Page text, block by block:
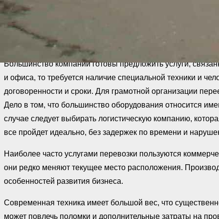
Важные моменты
Большинство компаний готовы предложить услуги,
и офиса, то требуется наличие специальной техники и
договоренности и сроки. Для грамотной организации
Дело в том, что большинство оборудования относится
случае следует выбирать логистическую компанию,
все пройдет идеально, без задержек по времени и
Наиболее часто услугами перевозки пользуются
они редко меняют текущее место расположения.
особенностей развития бизнеса.
Современная техника имеет большой вес, что
может повлечь поломки и дополнительные затраты на